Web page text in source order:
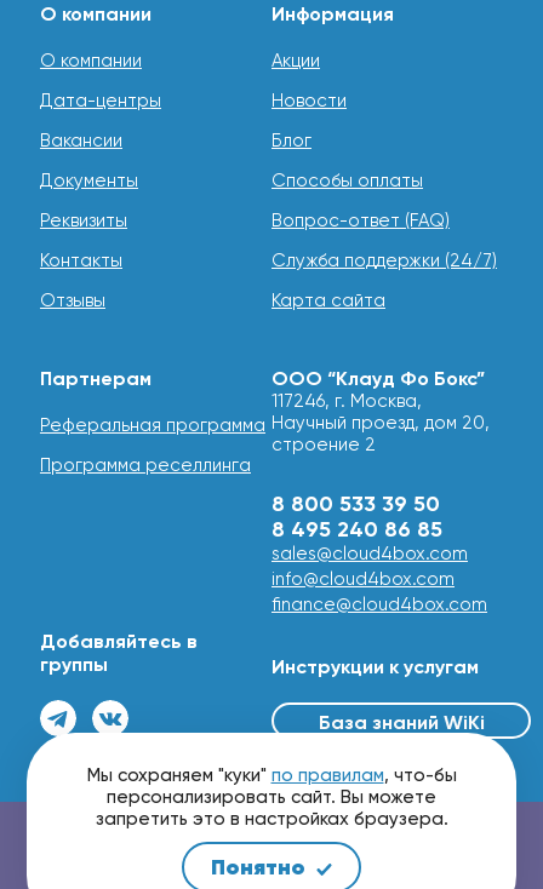
О компании
О компании
Дата-центры
Вакансии
Документы
Реквизиты
Контакты
Отзывы
Информация
Акции
Новости
Блог
Способы оплаты
Вопрос-ответ (FAQ)
Служба поддержки (24/7)
Карта сайта
Партнерам
Реферальная программа
Программа реселлинга
Добавляйтесь в
группы
ООО “Клауд Фо Бокс”
117246, г. Москва,
Научный проезд, дом 20,
строение 2
8 800 533 39 50
8 495 240 86 85
sales@cloud4box.com
info@cloud4box.com
finance@cloud4box.com
Инструкции к услугам
База знаний WiKi
© 2016 - 2026
Проверить маршрутизацию и скорость сети
Мы сохраняем "куки" по правилам, что-бы
персонализировать сайт. Вы можете
запретить это в настройках браузера.
Понятно